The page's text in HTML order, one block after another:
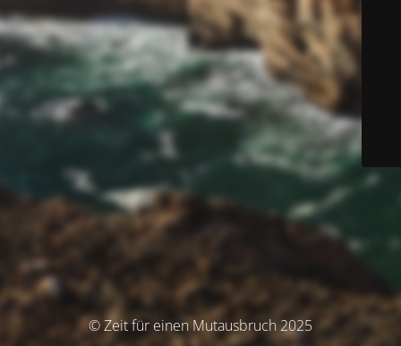
© Zeit für einen Mutausbruch 2025